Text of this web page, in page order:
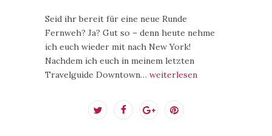
Seid ihr bereit für eine neue Runde
Fernweh? Ja? Gut so – denn heute nehme
ich euch wieder mit nach New York!
Nachdem ich euch in meinem letzten
Travelguide Downtown… weiterlesen